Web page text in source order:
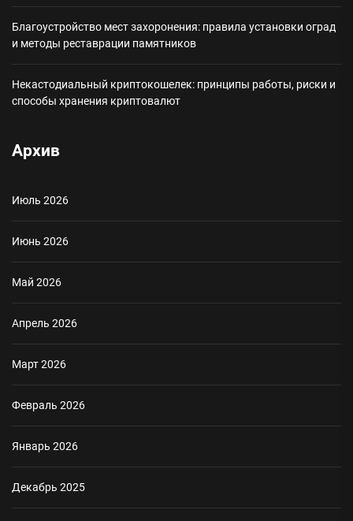
Благоустройство мест захоронения: правила установки оград
и методы реставрации памятников
Некастодиальный криптокошелек: принципы работы, риски и
способы хранения криптовалют
Архив
Июль 2026
Июнь 2026
Май 2026
Апрель 2026
Март 2026
Февраль 2026
Январь 2026
Декабрь 2025